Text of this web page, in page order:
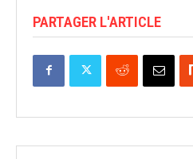
PARTAGER L'ARTICLE